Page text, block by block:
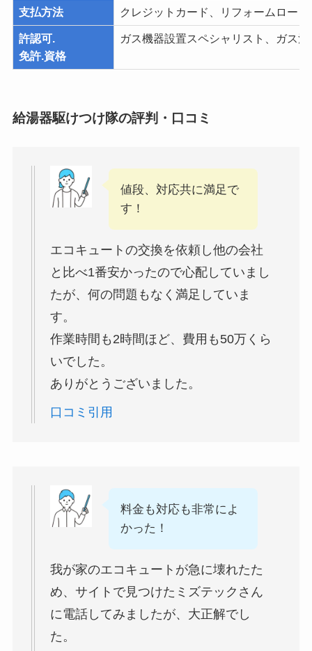
支払方法 クレジットカード、リフォームロー
許認可.
免許.資格
ガス機器設置スペシャリスト、ガス
給湯器駆けつけ隊の評判・口コミ
値段、対応共に満足で
す！
エコキュートの交換を依頼し他の会社
と比べ1番安かったので心配していまし
たが、何の問題もなく満足していま
す。
作業時間も2時間ほど、費用も50万くら
いでした。
ありがとうございました。
口コミ引用
料金も対応も非常によ
かった！
我が家のエコキュートが急に壊れたた
め、サイトで見つけたミズテックさん
に電話してみましたが、大正解でし
た。